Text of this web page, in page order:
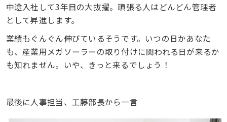
中途入社して3年目の大抜擢。頑張る人はどんどん管理者
として昇進します。
業績もぐんぐん伸びているそうです。いつの日かあなた
も、産業用メガソーラーの取り付けに関われる日が来るか
も知れません。いや、きっと来るでしょう！
最後に人事担当、工藤部長から一言